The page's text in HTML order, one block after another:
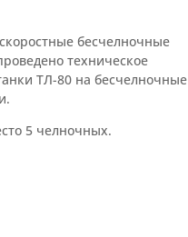
бесчелночные
техническое
ТЛ-80 на бесчелночные
5 челночных.